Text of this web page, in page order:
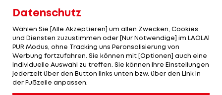
Kurz vor der Pause haben die "Königlichen" dann
türkische Schiedsrichter Cüneyt Cakir ahndet ein
Marcelo-Handspiel im Strafraum nach Kimmich-
Hereingabe nicht (45.+1).
Datenschutz
Wählen Sie [Alle Akzeptieren] um allen Zwecken, Cookies
und Diensten zuzustimmen oder [Nur Notwendige] im LAOLA1
PUR Modus, ohne Tracking uns Peronsalisierung von
Werbung fortzufahren. Sie können mit [Optionen] auch eine
individuelle Auswahl zu treffen. Sie können Ihre Einstellungen
jederzeit über den Button links unten bzw. über den Link in
der Fußzeile anpassen.